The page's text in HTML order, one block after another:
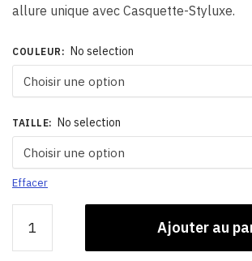
allure unique avec Casquette-Styluxe.
COULEUR : No selection
TAILLE: No selection
Effacer
Casquette
Ajouter au